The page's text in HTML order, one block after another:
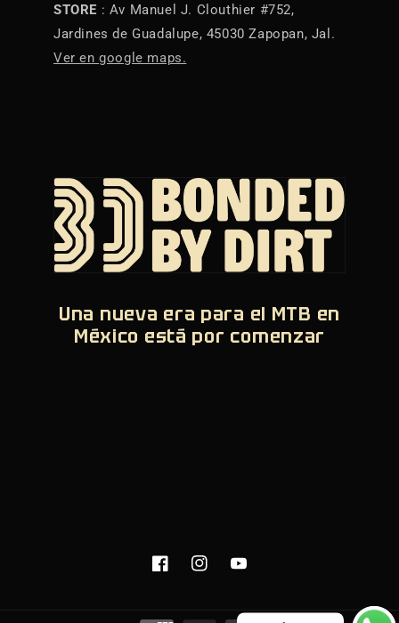
STORE : Av Manuel J. Clouthier #752,
Jardines de Guadalupe, 45030 Zapopan, Jal.
Ver en google maps.
Una nueva era para el MTB en
México está por comenzar
FacebookInstagramYouTube